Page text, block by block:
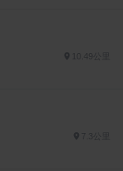
10.49公里